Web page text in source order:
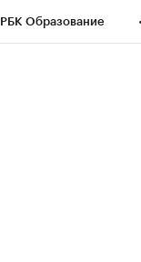
РБК Образование